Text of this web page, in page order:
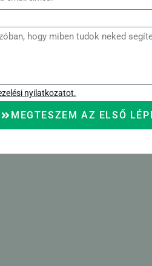
nyilatkozatot.
MEGTESZEM AZ ELSŐ